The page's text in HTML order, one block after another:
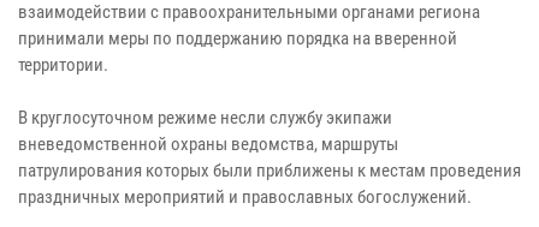
взаимодействии с правоохранительными органами региона
принимали меры по поддержанию порядка на вверенной
территории.
В круглосуточном режиме несли службу экипажи
вневедомственной охраны ведомства, маршруты
патрулирования которых были приближены к местам проведения
праздничных мероприятий и православных богослужений.